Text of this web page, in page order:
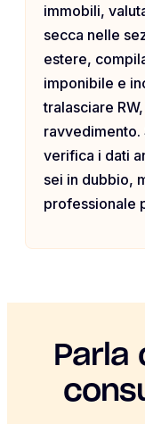
immobili,
secca nelle
estere,
imponibile e
tralasciare
ravvedimento.
verifica i dati
sei in dubbio,
professionale
Parla